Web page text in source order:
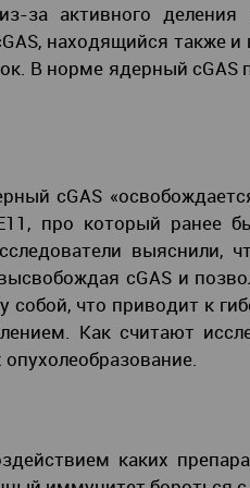
из-за активного
находящийся также и
В норме ядерный cGAS
cGAS
про который ранее
выяснили,
cGAS и
что приводит к
Как считают
каких